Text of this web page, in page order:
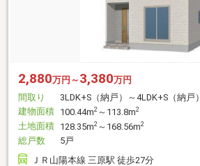
2,880万円～ 3,380万円
間取り
3LDK+S（納戸）～4LDK+S（納戸）
建物面積 100.44m2 ～113.8m2
土地面積 128.35m2 ～168.56m2
総戸数
5戸
ＪＲ山陽本線 三原駅 徒歩27分